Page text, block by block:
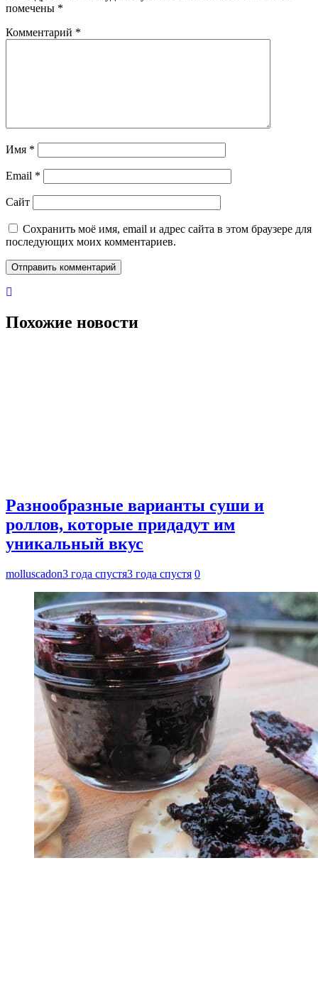
помечены *
Комментарий *
Имя *
Email *
Сайт
Сохранить моё имя, email и адрес сайта в этом браузере для
последующих моих комментариев.
Похожие новости
Разнообразные варианты суши и
роллов, которые придадут им
уникальный вкус
molluscadon3 года спустя3 года спустя 0